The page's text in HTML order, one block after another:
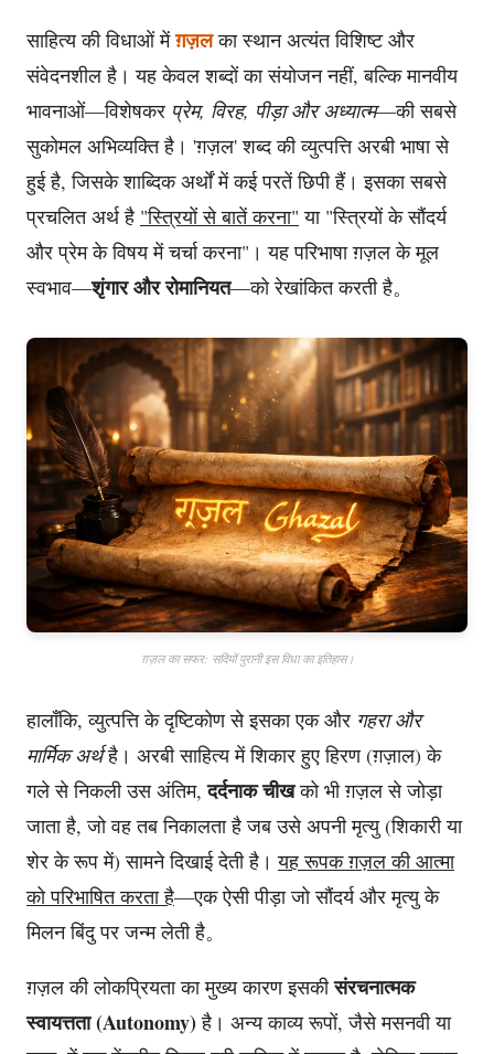
साहित्य की विधाओं मेंग़ज़लका स्थान अत्यंत विशिष्ट और
संवेदनशील है। यह केवल शब्दों का संयोजन नहीं, बल्कि मानवीय
भावनाओं—विशेषकर प्रेम, विरह, पीड़ा और अध्यात्म—की सबसे
सुकोमल अभिव्यक्ति है। 'ग़ज़ल' शब्द की व्युत्पत्ति अरबी भाषा से
हुई है, जिसके शाब्दिक अर्थों में कई परतें छिपी हैं। इसका सबसे
प्रचलित अर्थ है "स्त्रियों से बातें करना" या "स्त्रियों के सौंदर्य
और प्रेम के विषय में चर्चा करना"। यह परिभाषा ग़ज़ल के मूल
स्वभाव—शृंगार और रोमानियत—को रेखांकित करती है。
ग़ज़ल का सफर: सदियों पुरानी इस विधा का इतिहास।
हालाँकि, व्युत्पत्ति के दृष्टिकोण से इसका एक और गहरा और
मार्मिक अर्थहै। अरबी साहित्य में शिकार हुए हिरण (ग़ज़ाल) के
गले से निकली उस अंतिम,दर्दनाक चीखको भी ग़ज़ल से जोड़ा
जाता है, जो वह तब निकालता है जब उसे अपनी मृत्यु (शिकारी या
शेर के रूप में) सामने दिखाई देती है।यह रूपक ग़ज़ल की आत्मा
को परिभाषित करता है—एक ऐसी पीड़ा जो सौंदर्य और मृत्यु के
मिलन बिंदु पर जन्म लेती है。
ग़ज़ल की लोकप्रियता का मुख्य कारण इसकीसंरचनात्मक
स्वायत्तता (Autonomy) है। अन्य काव्य रूपों, जैसे मसनवी या